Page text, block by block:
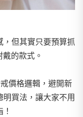
但其實只要預算抓
的款式。
價格邏輯，避開新
買法，讓大家不用